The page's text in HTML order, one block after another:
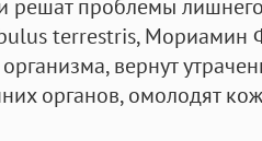
решат проблемы
terrestris, Мориамин
вернут
органов, омолодят